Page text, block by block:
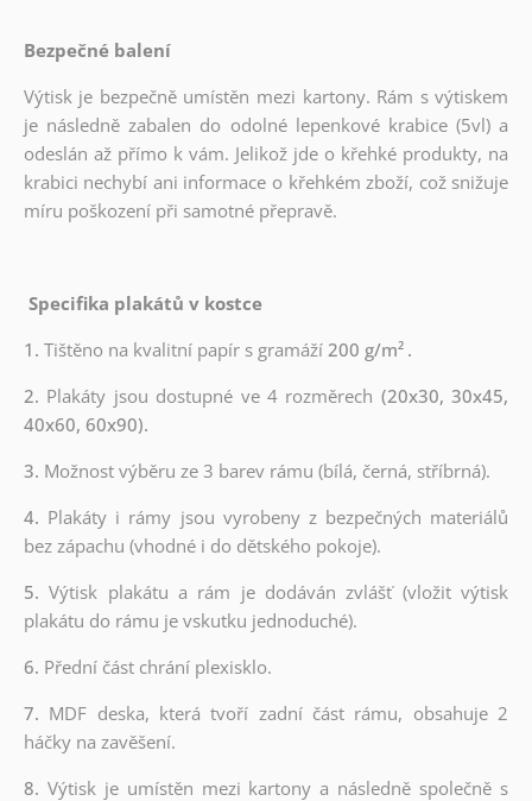
Bezpečné balení
Výtisk je bezpečně umístěn mezi kartony. Rám s výtiskem
je následně zabalen do odolné lepenkové krabice (5vl) a
odeslán až přímo k vám. Jelikož jde o křehké produkty, na
krabici nechybí ani informace o křehkém zboží, což snižuje
míru poškození při samotné přepravě.
Specifika plakátů v kostce
1. Tištěno na kvalitní papír s gramáží200 g/m² .
2. Plakáty jsou dostupné ve 4 rozměrech (20x30, 30x45,
40x60, 60x90).
3. Možnost výběru ze 3 barev rámu (bílá, černá, stříbrná).
4. Plakáty i rámy jsou vyrobeny z bezpečných materiálů
bez zápachu (vhodné i do dětského pokoje).
5.Výtisk plakátu a rám je dodáván zvlášť (vložit výtisk
plakátu do rámu je vskutku jednoduché).
6. Přední část chrání plexisklo.
7. MDF deska, která tvoří zadní část rámu, obsahuje 2
háčky na zavěšení.
8. Výtisk je umístěn mezi kartony a následně společně s